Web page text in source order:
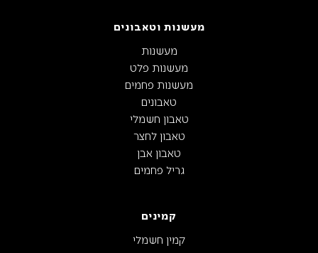
מעשנות וטאבונים
מעשנות
מעשנות פלט
מעשנות פחמים
טאבונים
טאבון חשמלי
טאבון לחצר
טאבון אבן
גריל פחמים
קמינים
קמין חשמלי